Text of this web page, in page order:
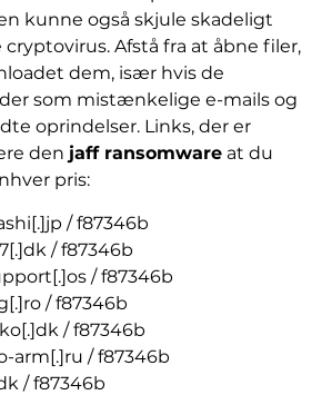
kunne også skjule skadeligt
Afstå fra at åbne filer,
dem, især hvis de
som mistænkelige e-mails og
oprindelser. Links, der er
den jaff ransomwareat du
pris:
/ f87346b
/ f87346b
/ f87346b
/ f87346b
/ f87346b
arm[.]ru / f87346b
/ f87346b